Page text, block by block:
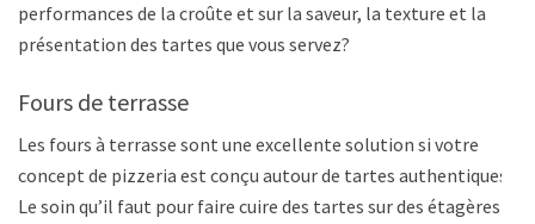
performances de la croûte et sur la saveur, la texture et la
présentation des tartes que vous servez?
Fours de terrasse
Les fours à terrasse sont une excellente solution si votre
concept de pizzeria est conçu autour de tartes authentiques.
Le soin qu’il faut pour faire cuire des tartes sur des étagères